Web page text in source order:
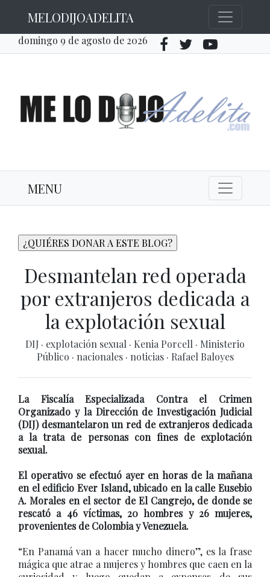
MELODIJOADELITA
domingo 9 de agosto de 2026
MENU
Desmantelan red operada
por extranjeros dedicada a
la explotación sexual
DIJ · explotación sexual · Kenia Porcell · Ministerio
Público · nacionales · noticias · Rafael Baloyes
La Fiscalía Especializada Contra el Crimen
Organizado y la Dirección de Investigación Judicial
(DIJ) desmantelaron un red de extranjeros dedicada
a la trata de personas con fines de explotación
sexual.
El operativo se efectuó ayer en horas de la mañana
en el edificio Ever Island, ubicado en la calle Eusebio
A. Morales en el sector de El Cangrejo, de donde se
rescató a 46 víctimas, 20 hombres y 26 mujeres,
provenientes de Colombia y Venezuela.
“En Panamá van a hacer mucho dinero”, es la frase
mágica que atrae a mujeres y hombres que caen en la